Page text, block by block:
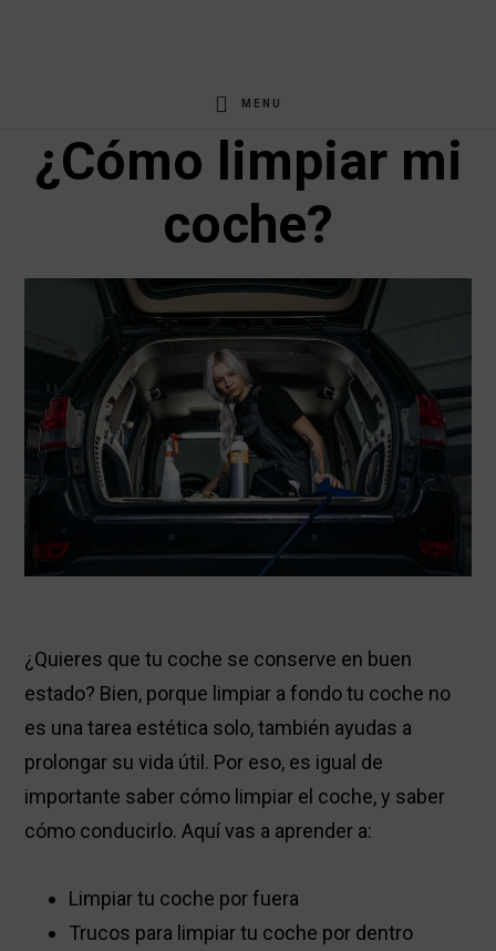
página
MENU
¿Cómo limpiar mi
coche?
¿Quieres que tu coche se conserve en buen
estado? Bien, porque limpiar a fondo tu coche no
es una tarea estética solo, también ayudas a
prolongar su vida útil. Por eso, es igual de
importante saber cómo limpiar el coche, y saber
cómo conducirlo. Aquí vas a aprender a:
Limpiar tu coche por fuera
Trucos para limpiar tu coche por dentro